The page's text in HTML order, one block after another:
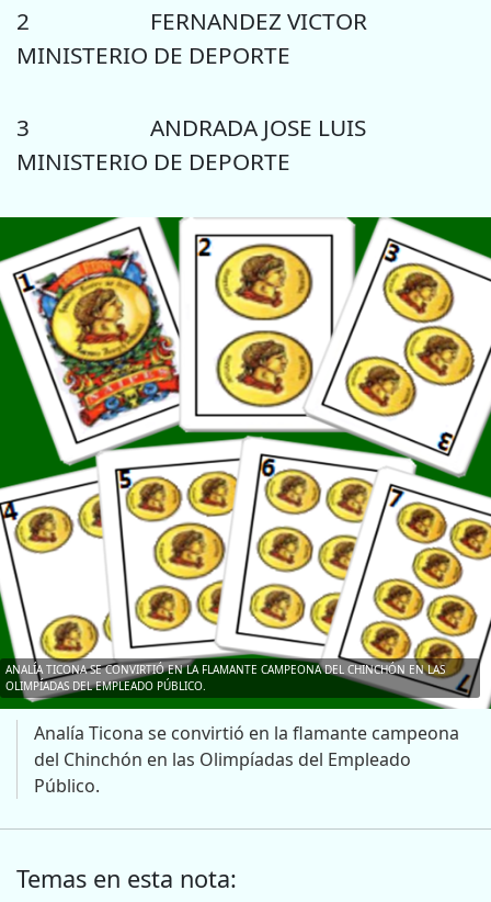
2 FERNANDEZ VICTOR
MINISTERIO DE DEPORTE
3 ANDRADA JOSE LUIS
MINISTERIO DE DEPORTE
ANALÍA TICONA SE CONVIRTIÓ EN LA FLAMANTE CAMPEONA DEL CHINCHÓN EN LAS
OLIMPÍADAS DEL EMPLEADO PÚBLICO.
Analía Ticona se convirtió en la flamante campeona
del Chinchón en las Olimpíadas del Empleado
Público.
Temas en esta nota: